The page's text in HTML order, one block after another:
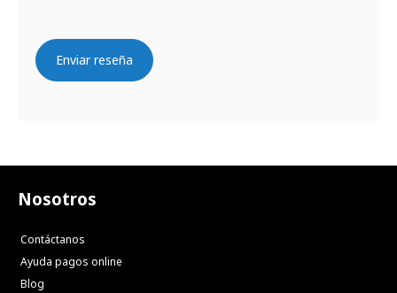
Enviar reseña
Nosotros
Contáctanos
Ayuda pagos online
Blog